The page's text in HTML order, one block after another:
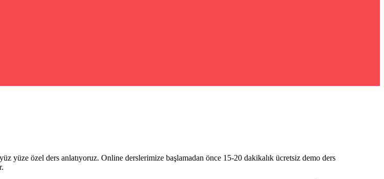
özel ders anlatıyoruz. Online derslerimize başlamadan önce 15-20 dakikalık ücretsiz demo ders